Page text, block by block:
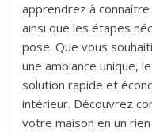
apprendrez à
ainsi que les étapes
pose. Que vous
une ambiance unique,
solution rapide et
intérieur. Découvrez
votre maison en un